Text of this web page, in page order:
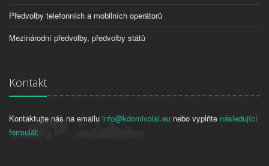
Předvolby telefonních a mobilních operátorů
Mezinárodní předvolby, předvolby států
Kontakt
Kontaktujte nás na emailu info@kdomivolal.eu nebo vyplňte následující
formulář.